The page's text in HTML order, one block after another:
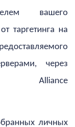
вашего
таргетинга на
через
Alliance
личных